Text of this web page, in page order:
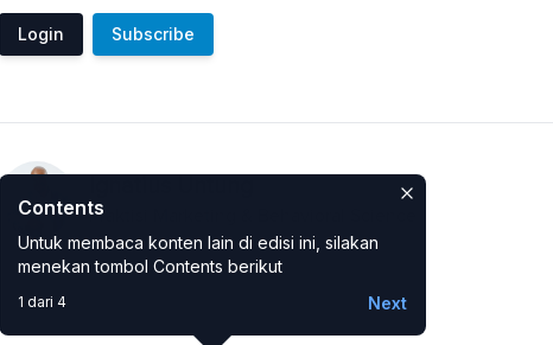
Login Subscribe
Ignatius Untung
Praktisi Marketing & Behavioral Science
Contents
Untuk membaca konten lain di edisi ini, silakan
menekan tombol Contents berikut
1 dari 4 Next